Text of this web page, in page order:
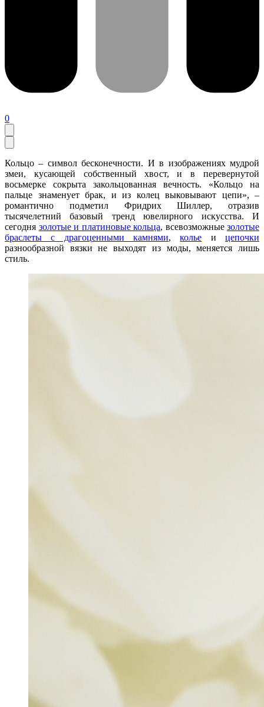
0
Кольцо – символ бесконечности. И в изображениях мудрой
змеи, кусающей собственный хвост, и в перевернутой
восьмерке сокрыта закольцованная вечность. «Кольцо на
пальце знаменует брак, и из колец выковывают цепи», –
романтично подметил Фридрих Шиллер, отразив
тысячелетний базовый тренд ювелирного искусства. И
сегодня золотые и платиновые кольца, всевозможные золотые
браслеты с драгоценными камнями,колье ицепочки
разнообразной вязки не выходят из моды, меняется лишь
стиль.